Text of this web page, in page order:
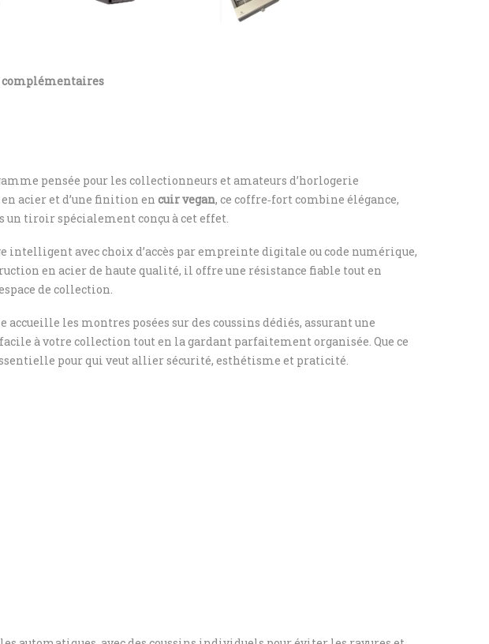
pensée pour les collectionneurs et amateurs d’horlogerie
acier et d’une finition en cuir vegan, ce coffre‑fort combine élégance,
tiroir spécialement conçu à cet effet.
avec choix d’accès par empreinte digitale ou code numérique,
en acier de haute qualité, il offre une résistance fiable tout en
de collection.
les montres posées sur des coussins dédiés, assurant une
à votre collection tout en la gardant parfaitement organisée. Que ce
pour qui veut allier sécurité, esthétisme et praticité.